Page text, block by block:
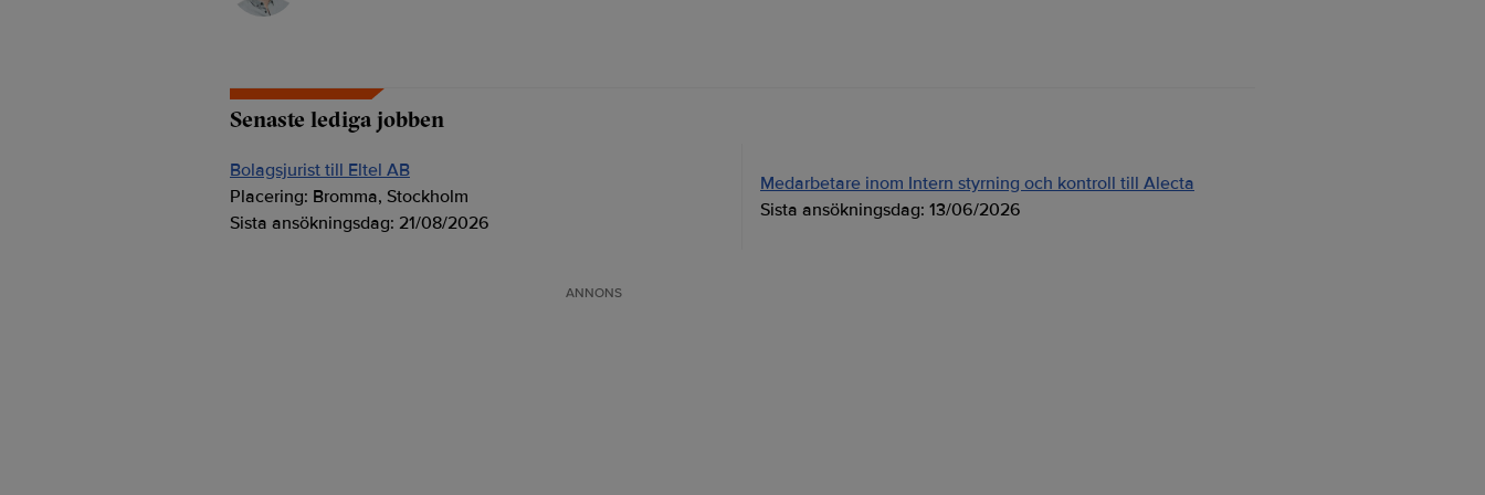
Senaste lediga jobben
Bolagsjurist till Eltel AB
Placering: Bromma, Stockholm
Sista ansökningsdag: 21/08/2026
Medarbetare inom Intern styrning och kontroll till Alecta
Sista ansökningsdag: 13/06/2026
ANNONS